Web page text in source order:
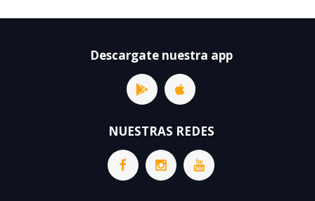
Descargate nuestra app
NUESTRAS REDES